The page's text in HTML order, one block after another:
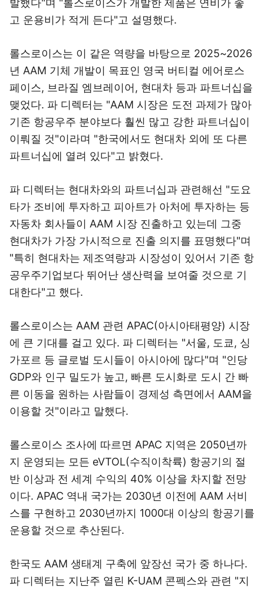
발했다"며 "롤스로이스가 개발한 제품은 연비가 좋
고 운용비가 적게 든다"고 설명했다.
롤스로이스는 이 같은 역량을 바탕으로 2025~2026
년 AAM 기체 개발이 목표인 영국 버티컬 에어로스
페이스, 브라질 엠브레이어, 현대차 등과 파트너십을
맺었다. 파 디렉터는 "AAM 시장은 도전 과제가 많아
기존 항공우주 분야보다 훨씬 많고 강한 파트너십이
이뤄질 것"이라며 "한국에서도 현대차 외에 또 다른
파트너십에 열려 있다"고 밝혔다.
파 디렉터는 현대차와의 파트너십과 관련해선 "도요
타가 조비에 투자하고 피아트가 아처에 투자하는 등
자동차 회사들이 AAM 시장 진출하고 있는데 그중
현대차가 가장 가시적으로 진출 의지를 표명했다"며
"특히 현대차는 제조역량과 시장성이 있어서 기존 항
공우주기업보다 뛰어난 생산력을 보여줄 것으로 기
대한다"고 했다.
롤스로이스는 AAM 관련 APAC(아시아태평양) 시장
에 큰 기대를 걸고 있다. 파 디렉터는 "서울, 도쿄, 싱
가포르 등 글로벌 도시들이 아시아에 많다"며 "인당
GDP와 인구 밀도가 높고, 빠른 도시화로 도시 간 빠
른 이동을 원하는 사람들이 경제성 측면에서 AAM을
이용할 것"이라고 말했다.
롤스로이스 조사에 따르면 APAC 지역은 2050년까
지 운영되는 모든 eVTOL(수직이착륙) 항공기의 절
반 이상과 전 세계 수익의 40% 이상을 차지할 전망
이다. APAC 역내 국가는 2030년 이전에 AAM 서비
스를 구현하고 2030년까지 1000대 이상의 항공기를
운용할 것으로 추산된다.
한국도 AAM 생태계 구축에 앞장선 국가 중 하나다.
파 디렉터는 지난주 열린 K-UAM 콘펙스와 관련 "지